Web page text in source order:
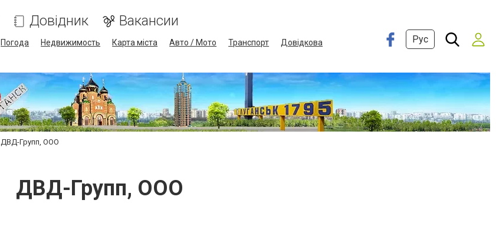
Довідник Вакансии
Погода Недвижимость Карта міста Авто / Мото Транспорт
Довідкова
Рус
ДВД-Групп, ООО
ДВД-Групп, ООО